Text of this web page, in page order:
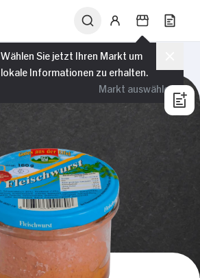
Wählen Sie jetzt Ihren Markt um
lokale Informationen zu erhalten.
Markt auswählen